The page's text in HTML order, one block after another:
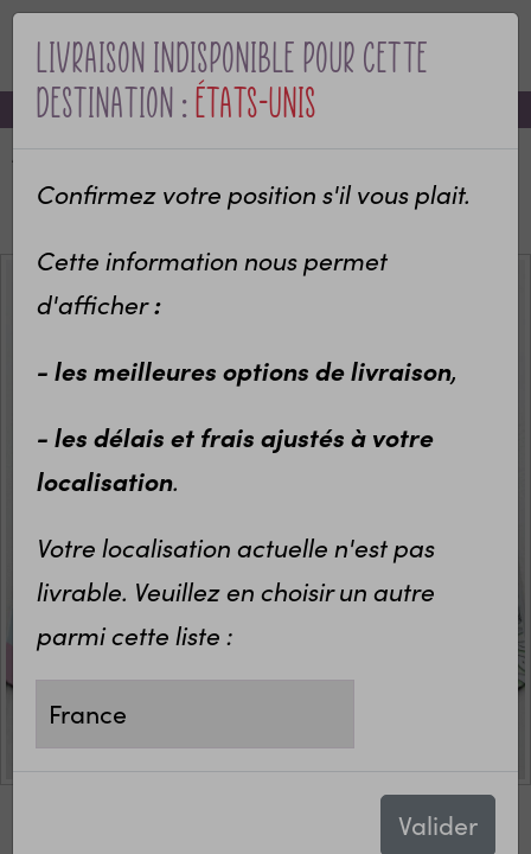
MENU
-10% sur votre première commande avec le code bienvenue
Livraison indisponible pour cette
destination :États-Unis
Confirmez votre position s'il vous plait.
Cette information nous permet
d'afficher:
- les meilleures options de livraison,
- les délais et frais ajustés à votre
localisation.
Votre localisation actuelle n'est pas
livrable. Veuillez en choisir un autre
parmi cette liste :
Valider
Idées cadeaux maîtres et maîtresses
Tapis de souris personnalisé Merci maîtresse